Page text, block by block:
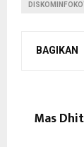
BAGIKAN
Mas